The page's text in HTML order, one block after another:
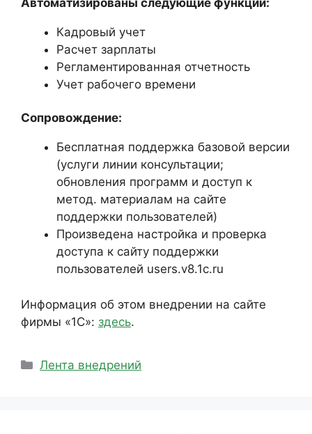
Кадровый учет
Расчет зарплаты
Регламентированная отчетность
Учет рабочего времени
Сопровождение:
Бесплатная поддержка базовой версии
(услуги линии консультации;
обновления программ и доступ к
метод. материалам на сайте
поддержки пользователей)
Произведена настройка и проверка
доступа к сайту поддержки
пользователей users.v8.1c.ru
Информация об этом внедрении на сайте
фирмы «1С»: здесь.
Рубрики
Лента внедрений